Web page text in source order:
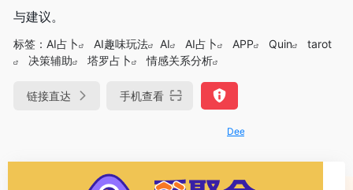
与建议。
标签： AI占卜 AI趣味玩法 AI AI占卜 APP Quin
tarot
决策辅助
塔罗占卜 情感关系分析
链接直达 手机查看
DeepSeek-R1、V3满血版免费用！-